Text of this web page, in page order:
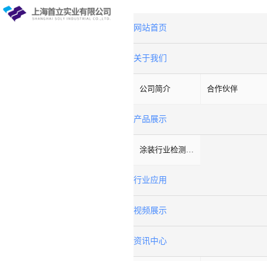
网站首页
关于我们
公司简介 合作伙伴
产品展示
涂装行业检测设备
行业应用
视频展示
资讯中心